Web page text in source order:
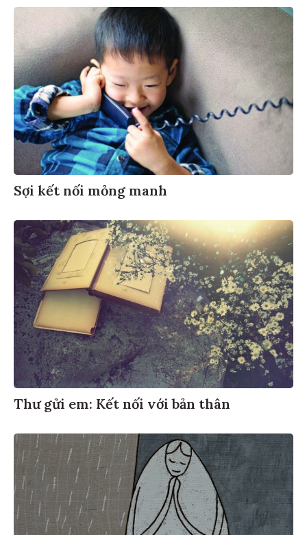
Sợi kết nối mỏng manh
Thư gửi em: Kết nối với bản thân